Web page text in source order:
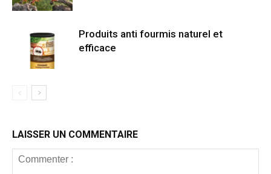
Produits anti fourmis naturel et
efficace
LAISSER UN COMMENTAIRE